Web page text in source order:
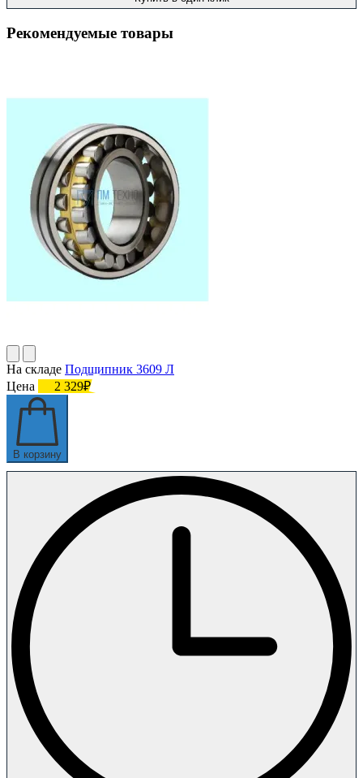
Рекомендуемые товары
На складе Подшипник 3609 Л
Цена
2 329₽
В корзину